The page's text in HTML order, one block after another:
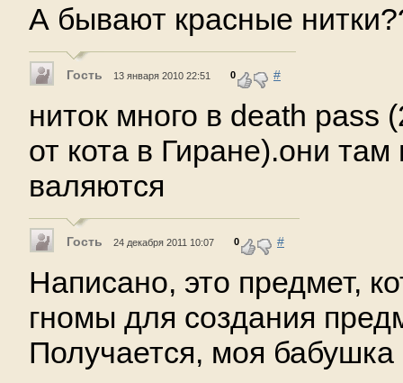
А бывают красные
Гость 13 января 2010 22:51 0 #
ниток много в death pass
от кота в Гиране).они
валяются
Гость 24 декабря 2011 10:07 0 #
Написано, это предмет,
гномы для создания
Получается, моя